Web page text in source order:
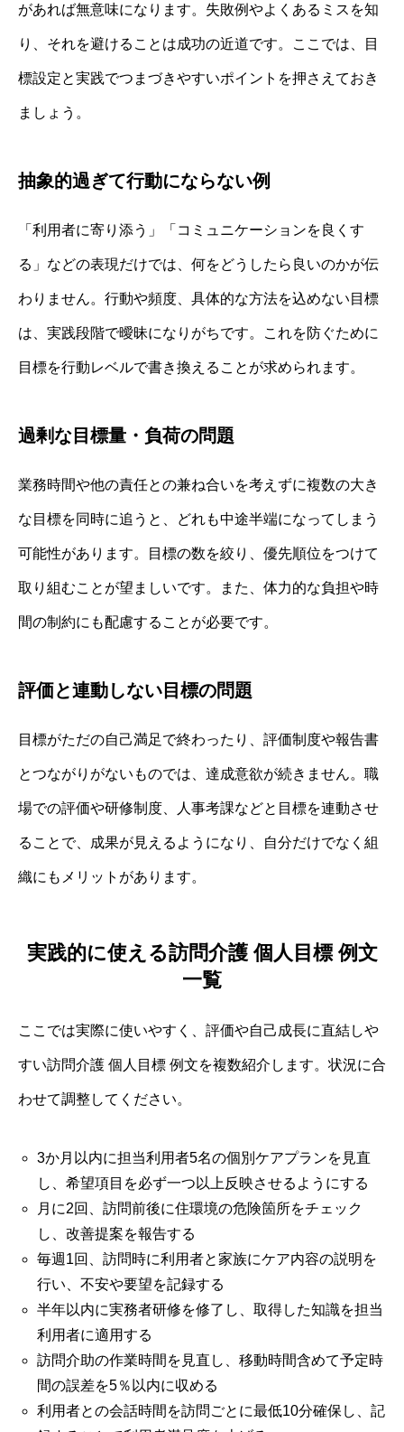
があれば無意味になります。失敗例やよくあるミスを知
り、それを避けることは成功の近道です。ここでは、目
標設定と実践でつまづきやすいポイントを押さえておき
ましょう。
抽象的過ぎて行動にならない例
「利用者に寄り添う」「コミュニケーションを良くす
る」などの表現だけでは、何をどうしたら良いのかが伝
わりません。行動や頻度、具体的な方法を込めない目標
は、実践段階で曖昧になりがちです。これを防ぐために
目標を行動レベルで書き換えることが求められます。
過剰な目標量・負荷の問題
業務時間や他の責任との兼ね合いを考えずに複数の大き
な目標を同時に追うと、どれも中途半端になってしまう
可能性があります。目標の数を絞り、優先順位をつけて
取り組むことが望ましいです。また、体力的な負担や時
間の制約にも配慮することが必要です。
評価と連動しない目標の問題
目標がただの自己満足で終わったり、評価制度や報告書
とつながりがないものでは、達成意欲が続きません。職
場での評価や研修制度、人事考課などと目標を連動させ
ることで、成果が見えるようになり、自分だけでなく組
織にもメリットがあります。
実践的に使える訪問介護 個人目標 例文
一覧
ここでは実際に使いやすく、評価や自己成長に直結しや
すい訪問介護 個人目標 例文を複数紹介します。状況に合
わせて調整してください。
3か月以内に担当利用者5名の個別ケアプランを見直
し、希望項目を必ず一つ以上反映させるようにする
月に2回、訪問前後に住環境の危険箇所をチェック
し、改善提案を報告する
毎週1回、訪問時に利用者と家族にケア内容の説明を
行い、不安や要望を記録する
半年以内に実務者研修を修了し、取得した知識を担当
利用者に適用する
訪問介助の作業時間を見直し、移動時間含めて予定時
間の誤差を5％以内に収める
利用者との会話時間を訪問ごとに最低10分確保し、記